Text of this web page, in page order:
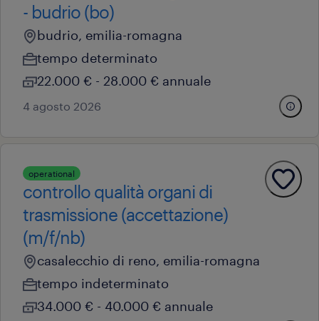
- budrio (bo)
budrio, emilia-romagna
tempo determinato
22.000 € - 28.000 € annuale
4 agosto 2026
operational
controllo qualità organi di
trasmissione (accettazione)
(m/f/nb)
casalecchio di reno, emilia-romagna
tempo indeterminato
34.000 € - 40.000 € annuale